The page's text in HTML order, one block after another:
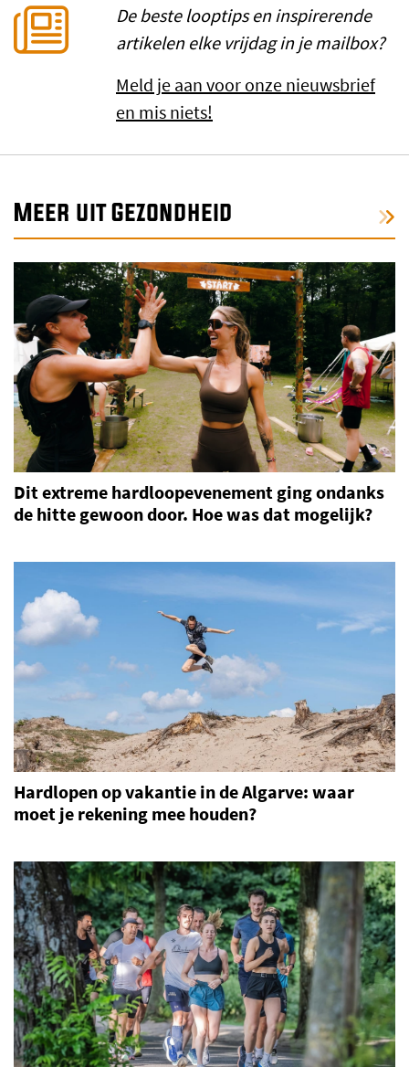
De beste looptips en inspirerende
artikelen elke vrijdag in je mailbox?
Meld je aan voor onze nieuwsbrief
en mis niets!
Meer uit Gezondheid
Dit extreme hardloopevenement ging ondanks
de hitte gewoon door. Hoe was dat mogelijk?
Hardlopen op vakantie in de Algarve: waar
moet je rekening mee houden?